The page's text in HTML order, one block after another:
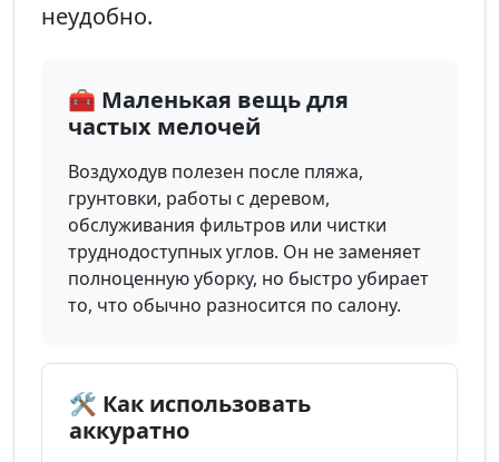
неудобно.
🧰 Маленькая вещь для
частых мелочей
Воздуходув полезен после пляжа,
грунтовки, работы с деревом,
обслуживания фильтров или чистки
труднодоступных углов. Он не заменяет
полноценную уборку, но быстро убирает
то, что обычно разносится по салону.
🛠️ Как использовать
аккуратно